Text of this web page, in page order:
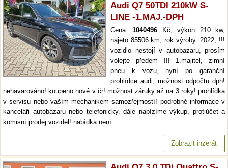
Audi Q7 50TDI 210kW S-
LINE -1.MAJ.-DPH
Cena:1040496 Kč, výkon 210 kw,
najeto 85506 km, rok výroby: 2022, !!!
vozidlo nestojí v autobazaru, prosím
volejte předem !!! 1.majitel, zimní
pneu k vozu, nyní po garanční
prohlídce audi, možnost odpočtu dph!
nehavarováno! koupeno nové v čr! možnost záruky až na 3 roky! prohlídka
v servisu nebo vaším mechanikem samozřejmostí! podrobné informace v
kanceláři autobazaru nebo telefonicky. dále nabízíme výkup, protiúčet a
komisní prodej vozidel! nabídka není…
Zobrazit inzerát